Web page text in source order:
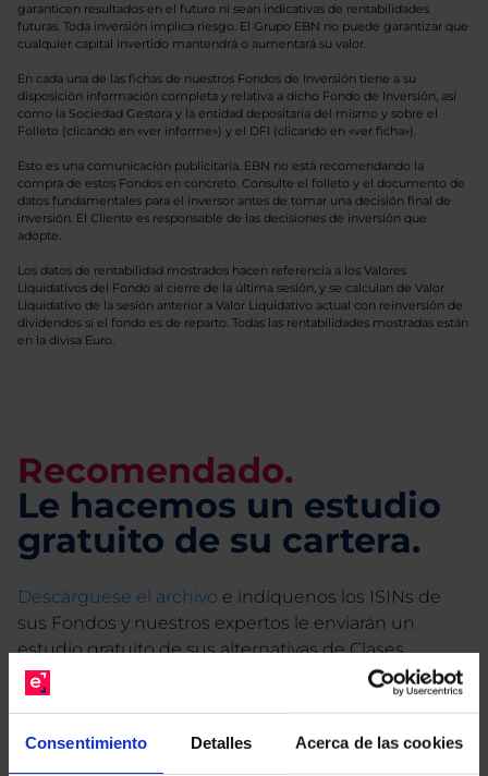
Consentimiento Detalles Acerca de las cookies
garanticen resultados en el futuro ni sean indicativas de rentabilidades
futuras. Toda inversión implica riesgo. El Grupo EBN no puede garantizar que
cualquier capital invertido mantendrá o aumentará su valor.
En cada una de las fichas de nuestros Fondos de Inversión tiene a su
disposición información completa y relativa a dicho Fondo de Inversión, así
como la Sociedad Gestora y la entidad depositaria del mismo y sobre el
Folleto (clicando en «ver informe») y el DFI (clicando en «ver ficha»).
Esto es una comunicación publicitaria. EBN no está recomendando la
compra de estos Fondos en concreto. Consulte el folleto y el documento de
datos fundamentales para el inversor antes de tomar una decisión final de
inversión. El Cliente es responsable de las decisiones de inversión que
adopte.
Los datos de rentabilidad mostrados hacen referencia a los Valores
Liquidativos del Fondo al cierre de la última sesión, y se calculan de Valor
Liquidativo de la sesión anterior a Valor Liquidativo actual con reinversión de
dividendos si el fondo es de reparto. Todas las rentabilidades mostradas están
en la divisa Euro.
Recomendado.
Le hacemos un estudio
gratuito de su cartera.
Descárguese el archivo e indíquenos los ISINs de
sus Fondos y nuestros expertos le enviarán un
estudio gratuito de sus alternativas de Clases
Limpias con las que podrá ahorrar en sus costes.